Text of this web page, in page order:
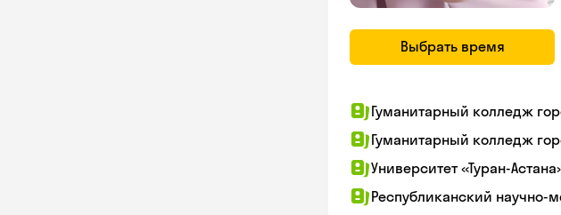
Выбрать время
Гуманитарный колледж
Гуманитарный колледж
Университет «Туран-
Республиканский научно-